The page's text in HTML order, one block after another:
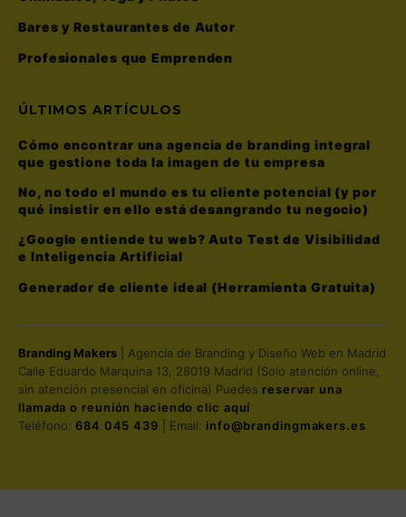
Bares y Restaurantes de Autor
Profesionales que Emprenden
ÚLTIMOS ARTÍCULOS
Cómo encontrar una agencia de branding integral
que gestione toda la imagen de tu empresa
No, no todo el mundo es tu cliente potencial (y por
qué insistir en ello está desangrando tu negocio)
¿Google entiende tu web? Auto Test de Visibilidad
e Inteligencia Artificial
Generador de cliente ideal (Herramienta Gratuita)
Branding Makers | Agencia de Branding y Diseño Web en Madrid
Calle Eduardo Marquina 13, 28019 Madrid (Solo atención online,
sin atención presencial en oficina) Puedes reservar una
llamada o reunión haciendo clic aquí
Teléfono: 684 045 439 | Email: info@brandingmakers.es